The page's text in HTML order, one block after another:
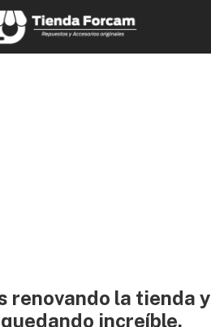
renovando la tienda y
increíble.